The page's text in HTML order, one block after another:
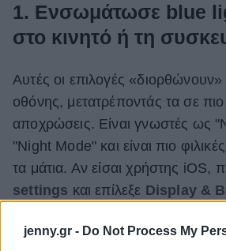
jenny.gr - Do Not Process My
1. Ενσωμάτωσε blue
στο κινητό ή τη
Αυτές οι επιλογές
οθόνης, μετατρέποντάς τα σε πιο
αποχρώσεις. Είναι γνωστές ως
"Night Mode" και είναι πιο
τα μάτια. Αν είσαι χρήστης iOS,
settings και επίλεξε Display &
χρειάζεται, είναι να το